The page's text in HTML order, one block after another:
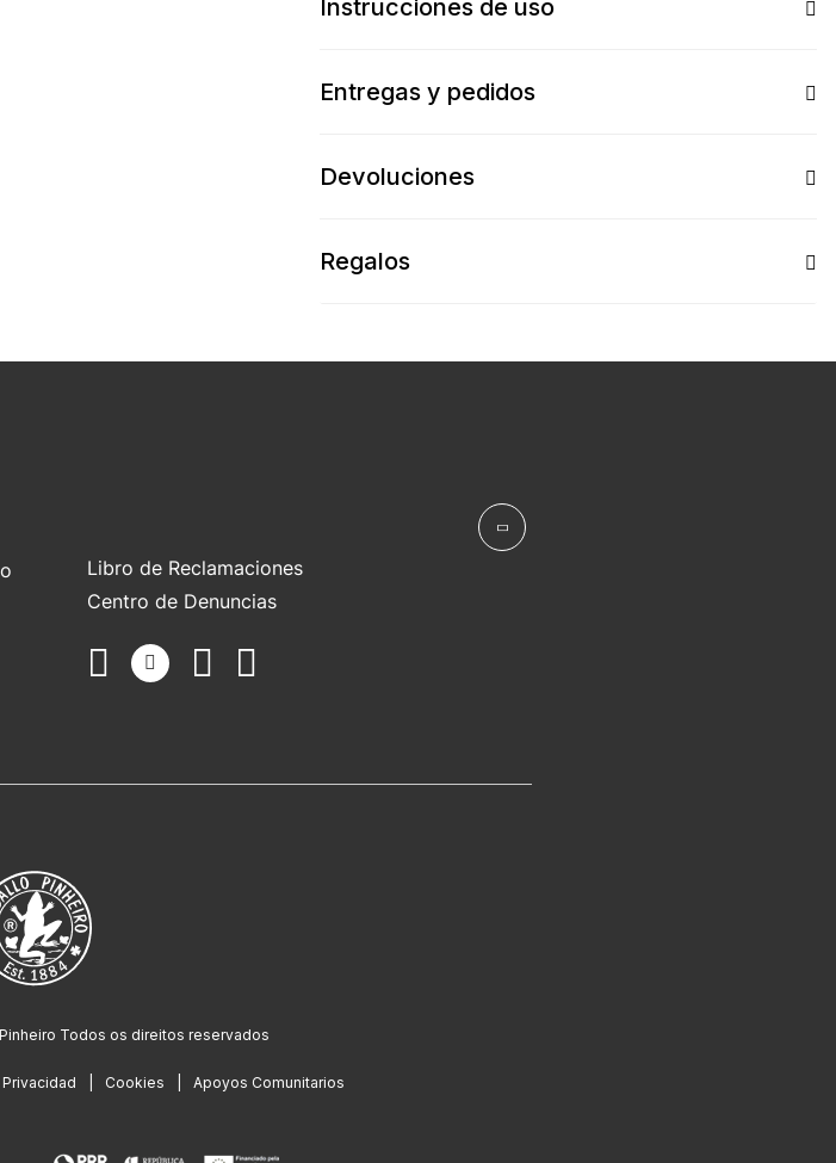
Instrucciones de uso
Entregas y pedidos
Devoluciones
Regalos
Libro de Reclamaciones
Centro de Denuncias
Todos os direitos reservados
Cookies Apoyos Comunitarios